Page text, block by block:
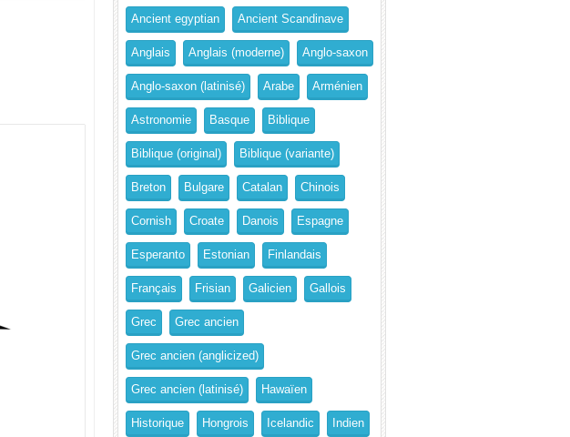
Ancient egyptian Ancient Scandinave
Anglais Anglais (moderne) Anglo-saxon
Anglo-saxon (latinisé) Arabe Arménien
Astronomie Basque Biblique
Biblique (original) Biblique (variante)
Breton Bulgare Catalan Chinois
Cornish Croate Danois Espagne
Esperanto Estonian Finlandais
Français Frisian Galicien Gallois
Grec Grec ancien
Grec ancien (anglicized)
Grec ancien (latinisé) Hawaïen
Historique Hongrois Icelandic Indien